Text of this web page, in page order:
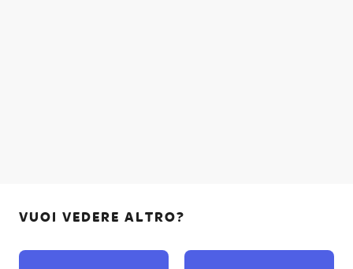
VUOI VEDERE ALTRO?